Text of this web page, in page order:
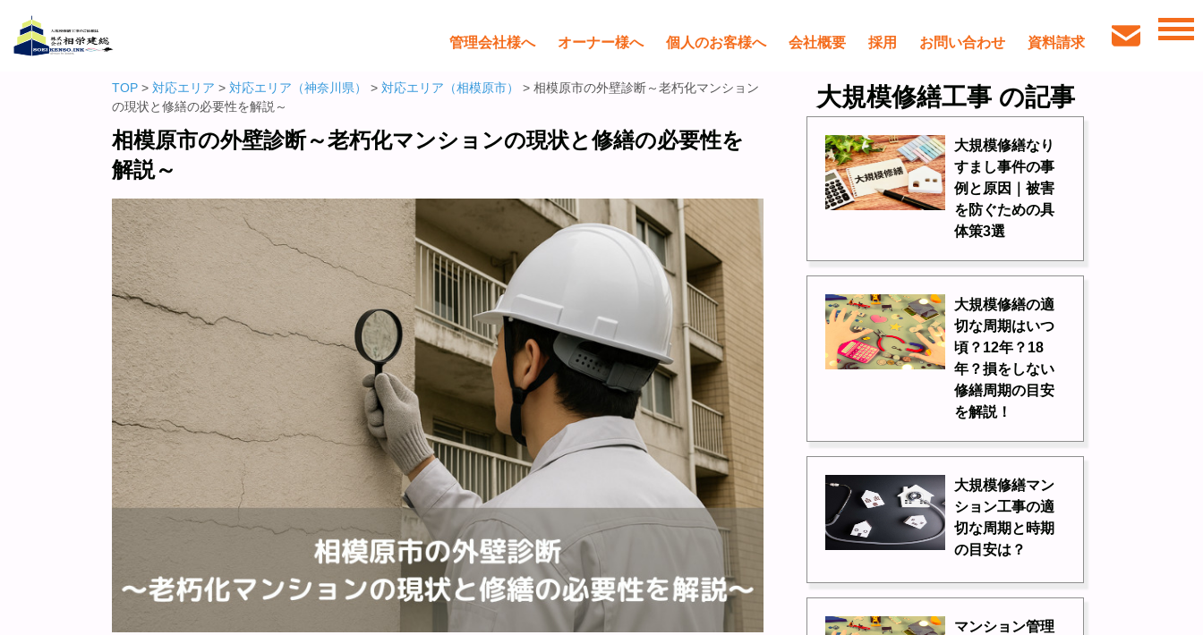
管理会社様へ オーナー様へ 個人のお客様へ 会社概要 採用 お問い合わせ 資料請求
TOP > 対応エリア > 対応エリア（神奈川県） > 対応エリア（相模原市）
> 相模原市の外壁診断～老朽化マンション
の現状と修繕の必要性を解説～
相模原市の外壁診断～老朽化マンションの現状と修繕の必要性を
解説～
大規模修繕工事 の記事
大規模修繕なり
すまし事件の事
例と原因｜被害
を防ぐための具
体策3選
大規模修繕の適
切な周期はいつ
頃？12年？18
年？損をしない
修繕周期の目安
を解説！
大規模修繕マン
ション工事の適
切な周期と時期
の目安は？
マンション管理